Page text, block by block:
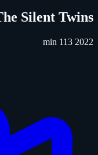
Silent Twins
2022
113 min